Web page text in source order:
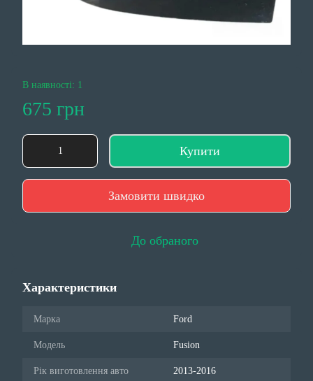
В наявності: 1
675 грн
Купити
Замовити швидко
До обраного
Характеристики
Марка Ford
Модель Fusion
Рік виготовлення авто 2013-2016